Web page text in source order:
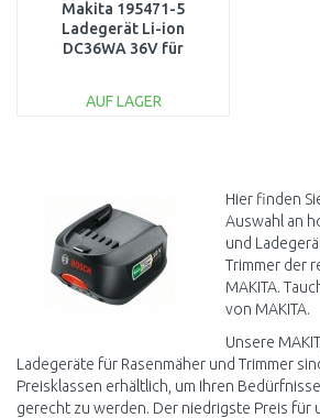
Makita 195471-5
Ladegerät Li-ion
DC36WA 36V für
AUF LAGER
Hier finden
Auswahl an
und
Trimmer der
MAKITA.
von MAKITA.
Unsere
Ladegeräte für Rasenmäher und Trimmer
Preisklassen erhältlich, um Ihren
gerecht zu werden. Der niedrigste Preis für